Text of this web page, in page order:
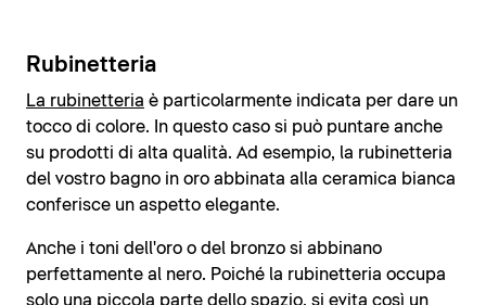
Rubinetteria
La rubinetteria è particolarmente indicata per dare un
tocco di colore. In questo caso si può puntare anche
su prodotti di alta qualità. Ad esempio, la rubinetteria
del vostro bagno in oro abbinata alla ceramica bianca
conferisce un aspetto elegante.
Anche i toni dell'oro o del bronzo si abbinano
perfettamente al nero. Poiché la rubinetteria occupa
solo una piccola parte dello spazio, si evita così un